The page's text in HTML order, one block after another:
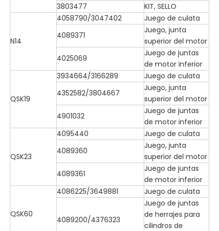
3803477
KIT, SELLO
N14
4058790/3047402
Juego de culata
4089371
Juego, junta
superior del motor
4025069
Juego de juntas
de motor inferior
QSK19
3934664/3166289
Juego de culata
4352582/3804667
Juego, junta
superior del motor
4901032
Juego de juntas
de motor inferior
QSK23
4095440
Juego de culata
4089360
Juego, junta
superior del motor
4089361
Juego de juntas
de motor inferior
QSK60
4086225/3649881 Juego de culata
4089200/4376323
Juego de juntas
de herrajes para
cilindros de